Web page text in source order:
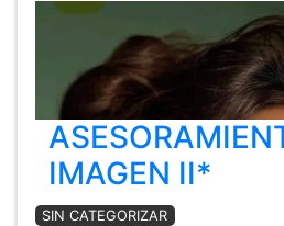
IMAGEN II*
SIN CATEGORIZAR